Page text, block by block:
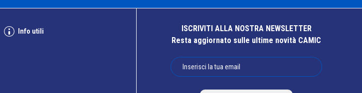
Info utili
ISCRIVITI ALLA NOSTRA NEWSLETTER
Resta aggiornato sulle ultime novità CAMIC